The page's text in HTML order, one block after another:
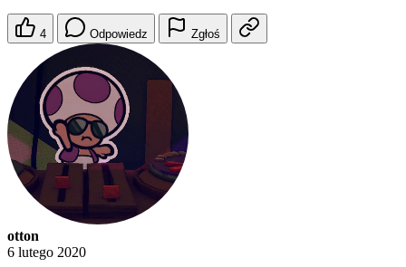
4 Odpowiedz Zgłoś
otton
6 lutego 2020